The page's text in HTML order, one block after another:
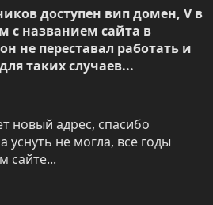
доступен вип домен, V в
с названием сайта в
не переставал работать и
таких случаев...
новый адрес, спасибо
уснуть не могла, все годы
сайте...